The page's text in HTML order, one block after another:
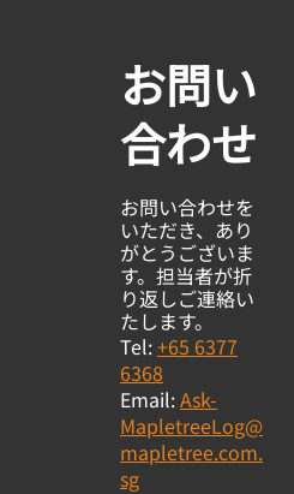
お問い
合わせ
お問い合わせを
いただき、あり
がとうございま
す。担当者が折
り返しご連絡い
たします。
Tel:+65 6377
6368
Email:Ask-
MapletreeLog@
mapletree.com.
sg